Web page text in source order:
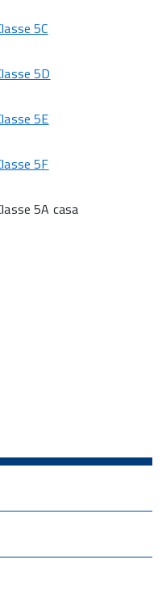
5C
5D
5E
5F
5A casa